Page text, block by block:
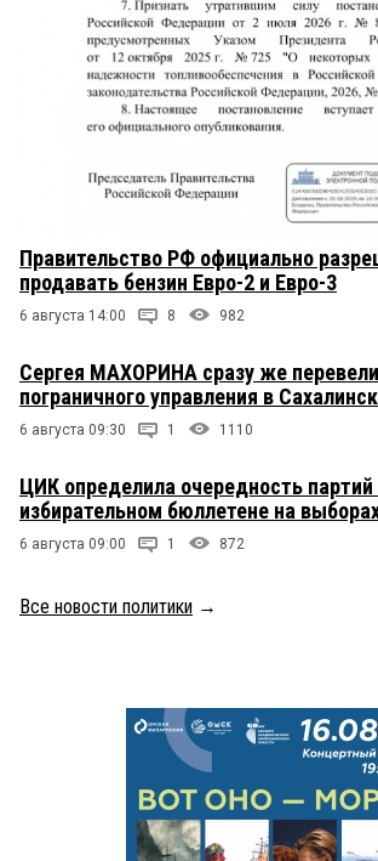
Правительство РФ официально
продавать бензин Евро-2 и Евро-3
6 августа 14:00 8 982
Сергея МАХОРИНА сразу же
пограничного управления в
6 августа 09:30 1 1110
ЦИК определила очередность партий
избирательном бюллетене на
6 августа 09:00 1 872
Все новости политики →